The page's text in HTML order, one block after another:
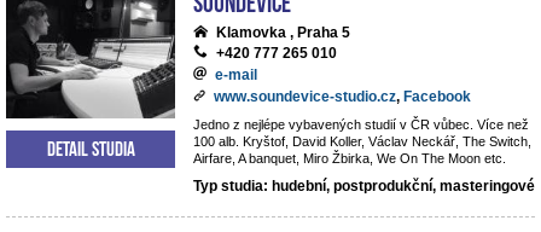
Klamovka , Praha 5
+420 777 265 010
e-mail
www.soundevice-studio.cz, Facebook
Jedno z nejlépe vybavených studií v ČR vůbec. Více než
100 alb. Kryštof, David Koller, Václav Neckář, The Switch,
Airfare, A banquet, Miro Žbirka, We On The Moon etc.
Typ studia: hudební, postprodukční, masteringové
Detail studia